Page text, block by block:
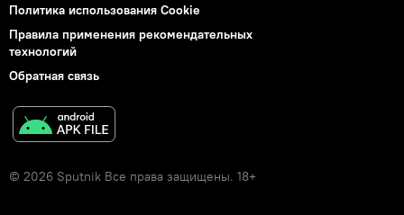
Политика использования Cookie
Правила применения рекомендательных
технологий
Обратная связь
© 2026 Sputnik Все права защищены. 18+